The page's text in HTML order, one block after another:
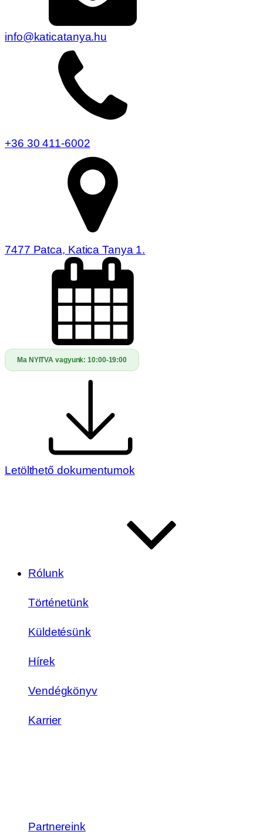
info@katicatanya.hu
+36 30 411-6002
7477 Patca, Katica Tanya 1.
Ma NYITVA vagyunk:10:00-19:00
Letölthető dokumentumok
Rólunk
Történetünk
Küldetésünk
Hírek
Vendégkönyv
Karrier
Partnereink